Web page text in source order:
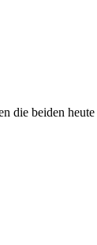
die beiden